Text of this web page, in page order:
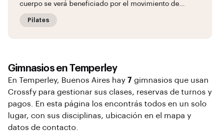
cuerpo se verá beneficiado por el movimiento de…
Pilates
Gimnasios en Temperley
En Temperley, Buenos Aires hay 7 gimnasios que usan
Crossfy para gestionar sus clases, reservas de turnos y
pagos. En esta página los encontrás todos en un solo
lugar, con sus disciplinas, ubicación en el mapa y
datos de contacto.